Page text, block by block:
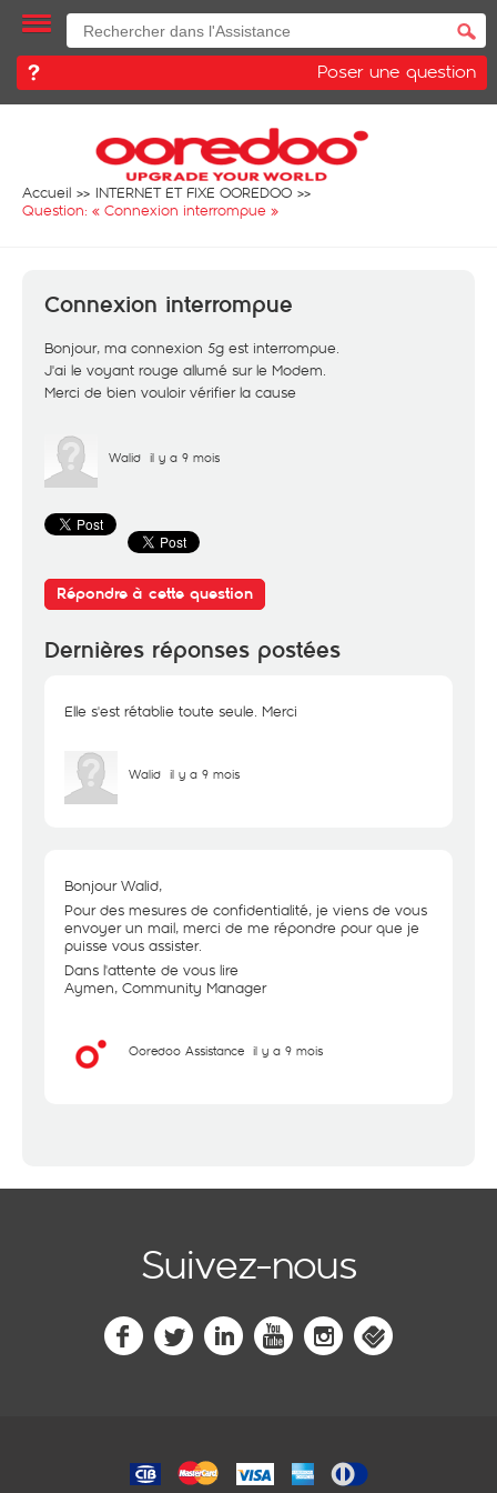
Poser une question
Accueil
INTERNET ET FIXE OOREDOO
Question: « Connexion interrompue »
Connexion interrompue
Bonjour, ma connexion 5g est interrompue.
J'ai le voyant rouge allumé sur le Modem.
Merci de bien vouloir vérifier la cause
Walid il y a 9 mois
Répondre à cette question
Dernières réponses postées
Elle s'est rétablie toute seule. Merci
Walid il y a 9 mois
Bonjour Walid,
Pour des mesures de confidentialité, je viens de vous
envoyer un mail, merci de me répondre pour que je
puisse vous assister.
Dans l'attente de vous lire
Aymen, Community Manager
Ooredoo Assistance il y a 9 mois
Suivez-nous